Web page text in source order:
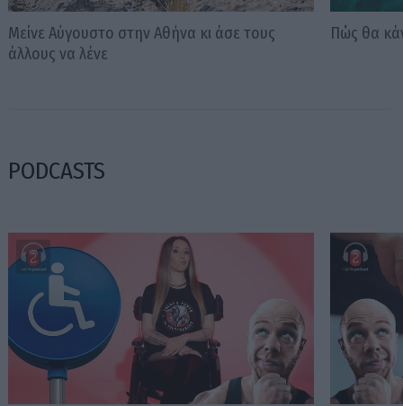
Μείνε Αύγουστο στην Αθήνα κι άσε τους
άλλους να λένε
Πώς θα
PODCASTS